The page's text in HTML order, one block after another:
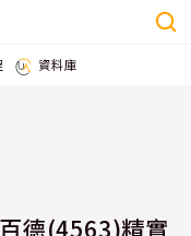
資料庫
德(4563)精實